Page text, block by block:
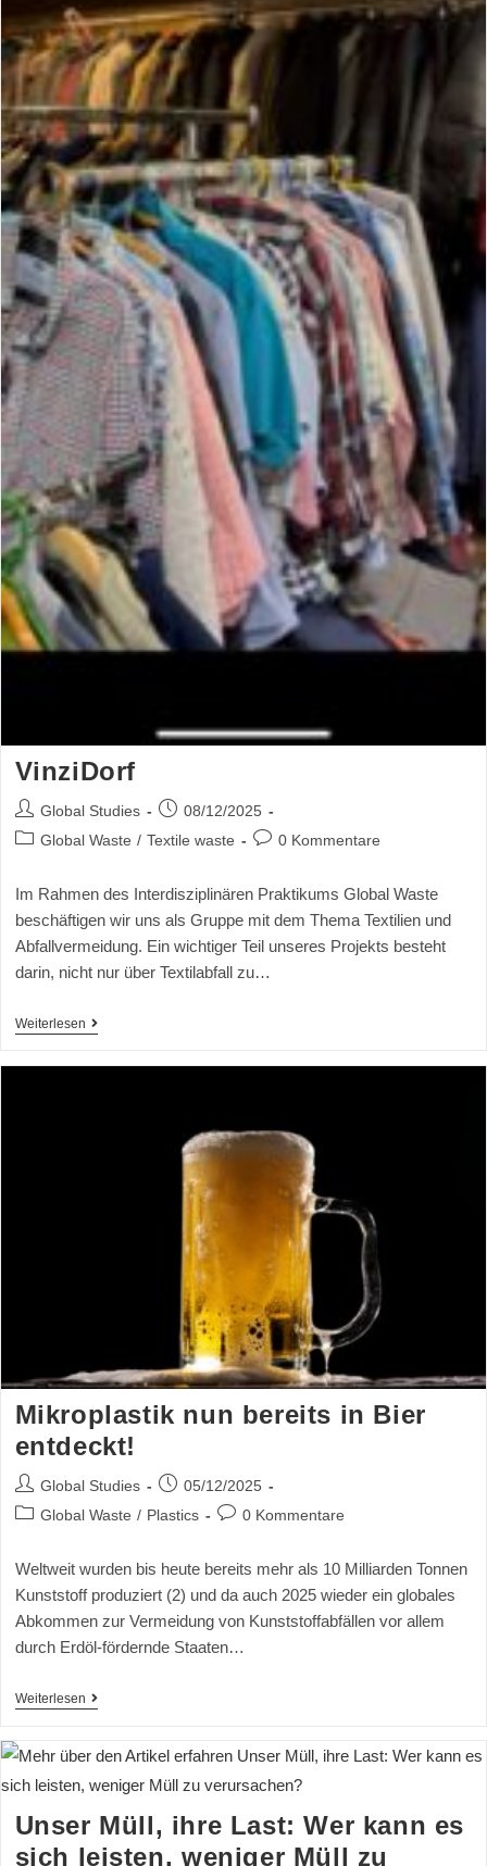
VinziDorf
Global Studies
08/12/2025
Global Waste / Textile waste 0 Kommentare
Im Rahmen des Interdisziplinären Praktikums Global Waste
beschäftigen wir uns als Gruppe mit dem Thema Textilien und
Abfallvermeidung. Ein wichtiger Teil unseres Projekts besteht
darin, nicht nur über Textilabfall zu…
Weiterlesen
Mikroplastik nun bereits in Bier
entdeckt!
Global Studies
05/12/2025
Global Waste / Plastics 0 Kommentare
Weltweit wurden bis heute bereits mehr als 10 Milliarden Tonnen
Kunststoff produziert (2) und da auch 2025 wieder ein globales
Abkommen zur Vermeidung von Kunststoffabfällen vor allem
durch Erdöl-fördernde Staaten…
Weiterlesen
Unser Müll, ihre Last: Wer kann es
sich leisten, weniger Müll zu